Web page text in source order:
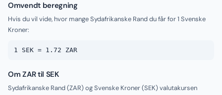
Omvendt beregning
Hvis du vil vide, hvor mange Sydafrikanske Rand du får for 1 Svenske
Kroner:
1 SEK = 1.72 ZAR
Om ZAR til SEK
Sydafrikanske Rand (ZAR) og Svenske Kroner (SEK) valutakursen